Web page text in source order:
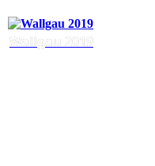
Wallgau 2019